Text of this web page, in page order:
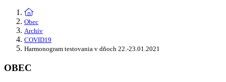
Obec
Archív
COVID19
Harmonogram testovania v dňoch 22.-23.01.2021
OBEC